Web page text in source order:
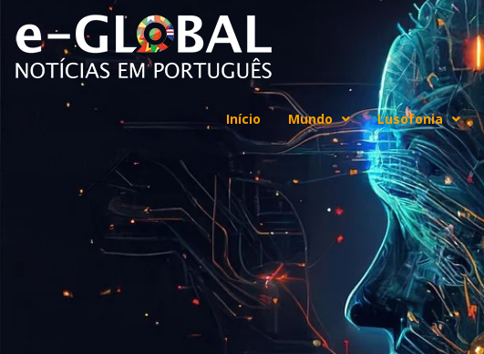
Início Mundo Lusofonia